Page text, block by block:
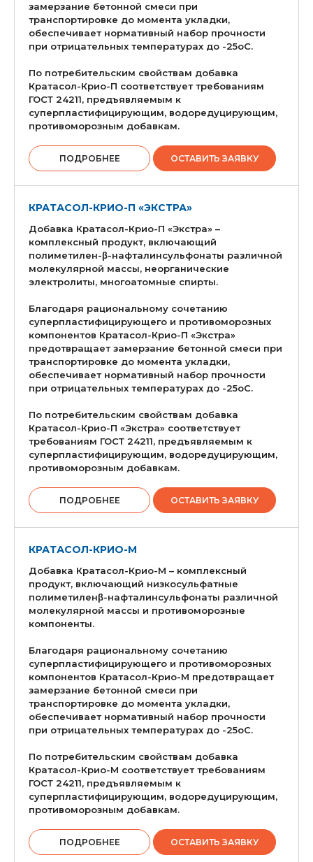
замерзание бетонной смеси при
транспортировке до момента укладки,
обеспечивает нормативный набор прочности
при отрицательных температурах до -25оС.
По потребительским свойствам добавка
Кратасол-Крио-П соответствует требованиям
ГОСТ 24211, предъявляемым к
суперпластифицирующим, водоредуцирующим,
противоморозным добавкам.
ПОДРОБНЕЕ ОСТАВИТЬ ЗАЯВКУ
КРАТАСОЛ-КРИО-П «ЭКСТРА»
Добавка Кратасол-Крио-П «Экстра» –
комплексный продукт, включающий
полиметилен-β-нафталинсульфонаты различной
молекулярной массы, неорганические
электролиты, многоатомные спирты.
Благодаря рациональному сочетанию
суперпластифицирующего и противоморозных
компонентов Кратасол-Крио-П «Экстра»
предотвращает замерзание бетонной смеси при
транспортировке до момента укладки,
обеспечивает нормативный набор прочности
при отрицательных температурах до -25оС.
По потребительским свойствам добавка
Кратасол-Крио-П «Экстра» соответствует
требованиям ГОСТ 24211, предъявляемым к
суперпластифицирующим, водоредуцирующим,
противоморозным добавкам.
ПОДРОБНЕЕ ОСТАВИТЬ ЗАЯВКУ
КРАТАСОЛ-КРИО-М
Добавка Кратасол-Крио-М – комплексный
продукт, включающий низкосульфатные
полиметиленβ-нафталинсульфонаты различной
молекулярной массы и противоморозные
компоненты.
Благодаря рациональному сочетанию
суперпластифицирующего и противоморозных
компонентов Кратасол-Крио-М предотвращает
замерзание бетонной смеси при
транспортировке до момента укладки,
обеспечивает нормативный набор прочности
при отрицательных температурах до -25оС.
По потребительским свойствам добавка
Кратасол-Крио-М соответствует требованиям
ГОСТ 24211, предъявляемым к
суперпластифицирующим, водоредуцирующим,
противоморозным добавкам.
ПОДРОБНЕЕ ОСТАВИТЬ ЗАЯВКУ